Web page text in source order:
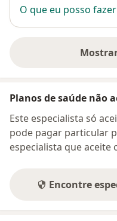
O que eu posso
Planos de saúde não
Este especialista só
pode pagar particular
especialista que aceite
Encontre